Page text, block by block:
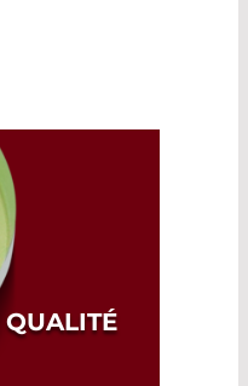
QUALITÉ